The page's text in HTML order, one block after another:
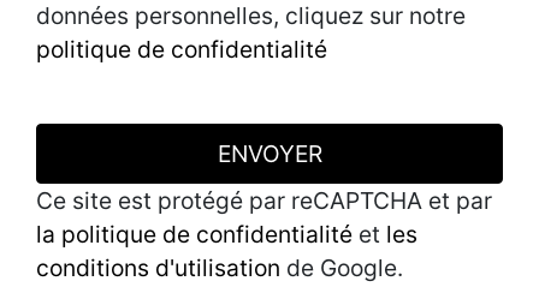
données personnelles, cliquez sur notre
politique de confidentialité
ENVOYER
Ce site est protégé par reCAPTCHA et par
la politique de confidentialité et les
conditions d'utilisation de Google.